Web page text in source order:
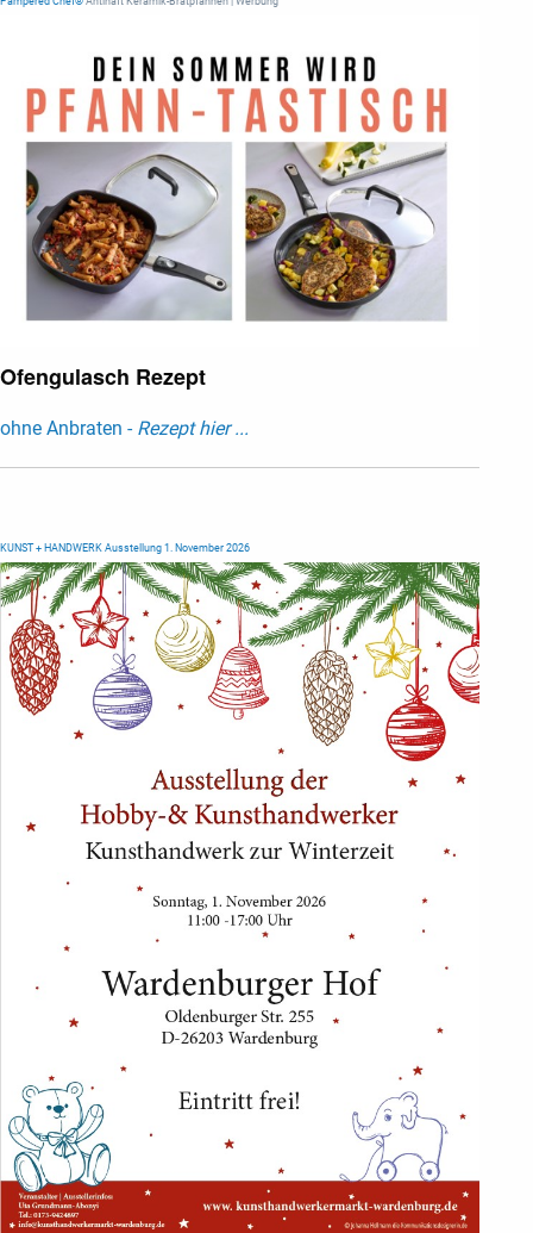
Ofengulasch Rezept
ohne Anbraten - Rezept hier ...
KUNST + HANDWERK Ausstellung 1. November 2026